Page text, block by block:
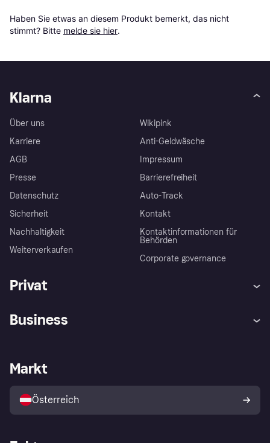
Haben Sie etwas an diesem Produkt bemerkt, das nicht
stimmt? Bitte melde sie hier.
Klarna
Über uns
Karriere
AGB
Presse
Datenschutz
Sicherheit
Nachhaltigkeit
Weiterverkaufen
Wikipink
Anti-Geldwäsche
Impressum
Barrierefreiheit
Auto-Track
Kontakt
Kontaktinformationen für
Behörden
Corporate governance
Privat
Shops entdecken
Business
Händlerportal
Markt
Österreich